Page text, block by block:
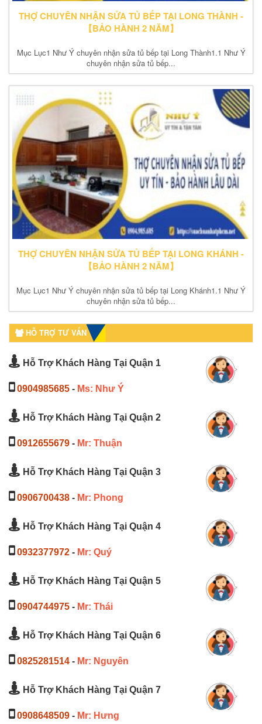
THỢ CHUYÊN NHẬN SỬA TỦ BẾP TẠI LONG THÀNH -
【BẢO HÀNH 2 NĂM】
Mục Lục1 Như Ý chuyên nhận sửa tủ bếp tại Long Thành1.1 Như Ý
chuyên nhận sửa tủ bếp...
THỢ CHUYÊN NHẬN SỬA TỦ BẾP TẠI LONG KHÁNH -
【BẢO HÀNH 2 NĂM】
Mục Lục1 Như Ý chuyên nhận sửa tủ bếp tại Long Khánh1.1 Như Ý
chuyên nhận sửa tủ bếp...
HỖ TRỢ TƯ VẤN
Hỗ Trợ Khách Hàng Tại Quận 1
0904985685 - Ms: Như Ý
Hỗ Trợ Khách Hàng Tại Quận 2
0912655679 - Mr: Thuận
Hỗ Trợ Khách Hàng Tại Quận 3
0906700438 - Mr: Phong
Hỗ Trợ Khách Hàng Tại Quận 4
0932377972 - Mr: Quý
Hỗ Trợ Khách Hàng Tại Quận 5
0904744975 - Mr: Thái
Hỗ Trợ Khách Hàng Tại Quận 6
0825281514 - Mr: Nguyên
Hỗ Trợ Khách Hàng Tại Quận 7
0908648509 - Mr: Hưng